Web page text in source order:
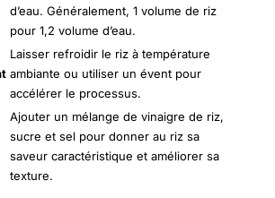
d’eau. Généralement, 1 volume de riz
pour 1,2 volume d’eau.
Laisser refroidir le riz à température
ambiante ou utiliser un évent pour
accélérer le processus.
Ajouter un mélange de vinaigre de riz,
sucre et sel pour donner au riz sa
saveur caractéristique et améliorer sa
texture.